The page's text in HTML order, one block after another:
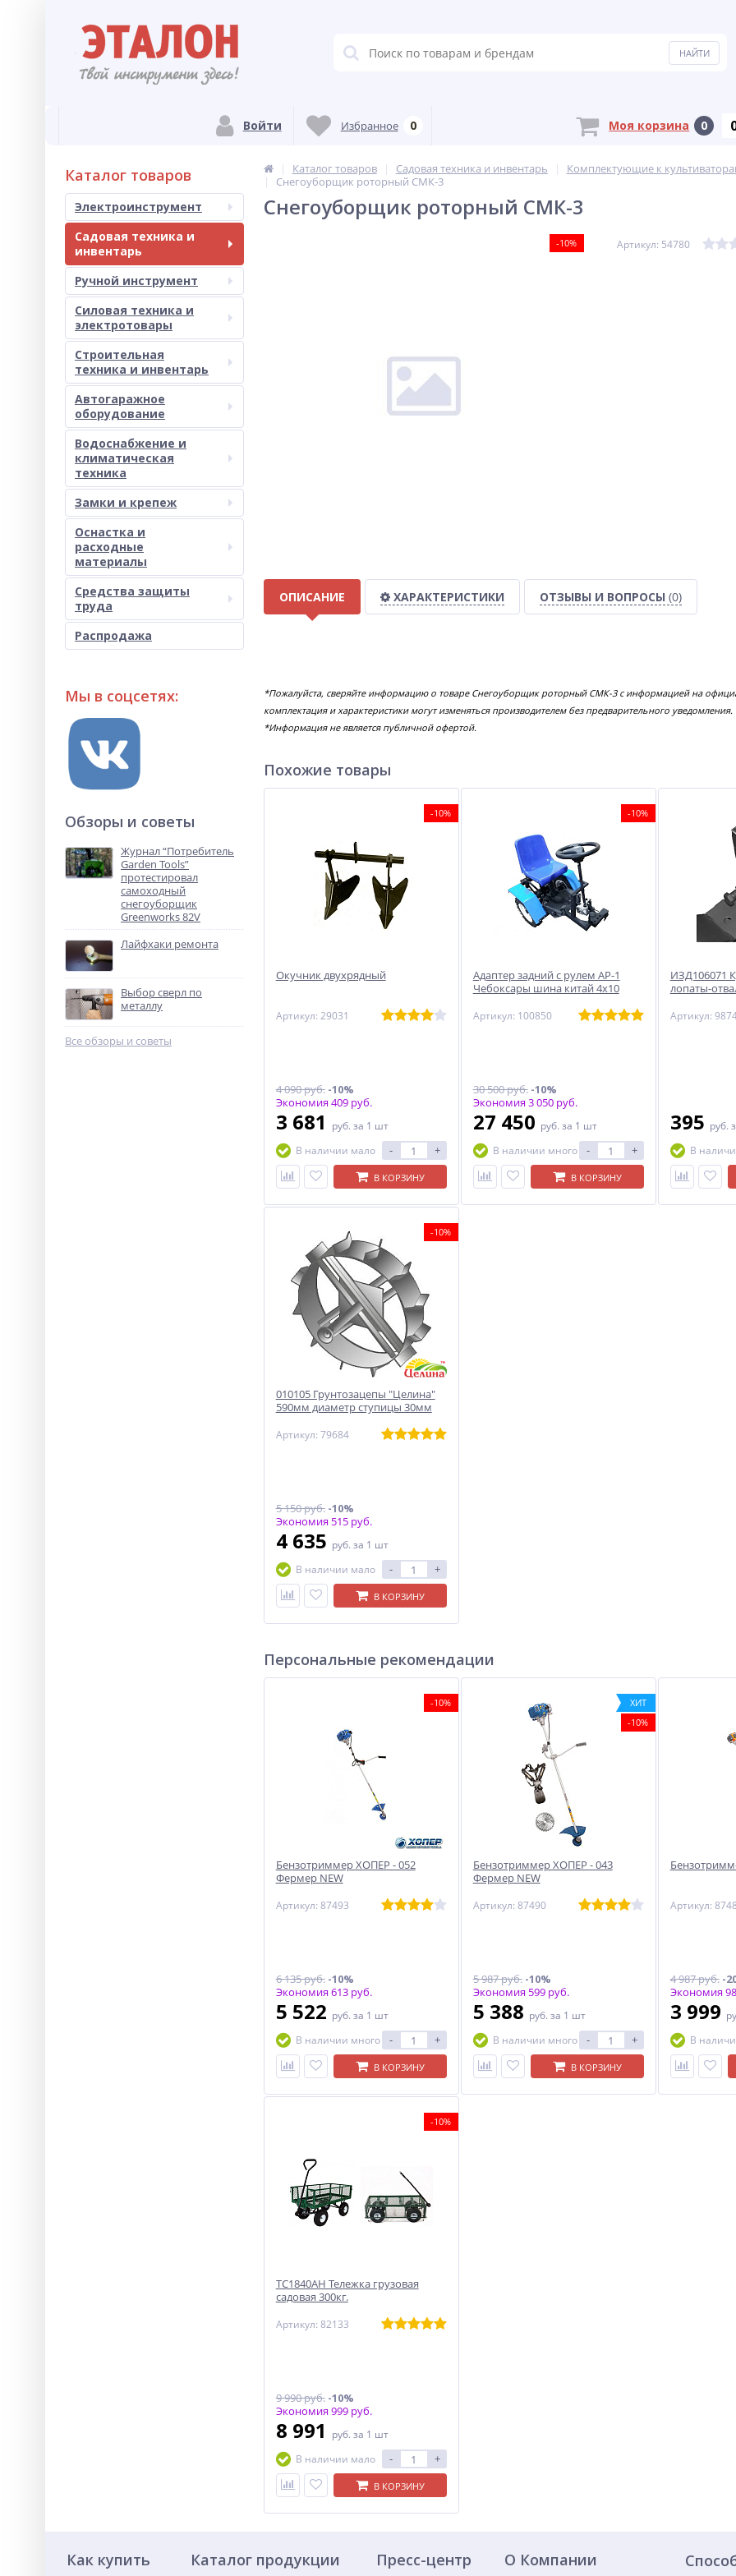
Войти Избранное 0 Моя корзина 0
Каталог товаров
Электроинструмент
Садовая техника и
инвентарь
Ручной инструмент
Силовая техника и
электротовары
Строительная
техника и инвентарь
Автогаражное
оборудование
Водоснабжение и
климатическая
техника
Замки и крепеж
Оснастка и
расходные
материалы
Средства защиты
труда
Распродажа
Мы в соцсетях:
Обзоры и советы
Журнал “Потребитель
Garden Tools”
протестировал
самоходный
снегоуборщик
Greenworks 82V
Лайфхаки ремонта
Выбор сверл по
металлу
Все обзоры и советы
Каталог товаров Садовая техника и инвентарь
Комплектующие к
Снегоуборщик роторный СМК-3
Снегоуборщик роторный СМК-3
-10% Артикул: 54780
ОПИСАНИЕ ХАРАКТЕРИСТИКИ ОТЗЫВЫ И ВОПРОСЫ (0)
*Пожалуйста, сверяйте информацию о товаре Снегоуборщик роторный СМК-3 с информацией на
комплектация и характеристики могут изменяться производителем без предварительного уведомления.
*Информация не является публичной офертой.
Похожие товары
-10%
Окучник двухрядный
Артикул: 29031
4 090 руб.-10%
Экономия 409 руб.
3 681 руб. за 1 шт
В наличии мало
- +
В КОРЗИНУ
-10%
Адаптер задний с рулем АР-1
Чебоксары шина китай 4х10
Артикул: 100850
30 500 руб.-10%
Экономия 3 050 руб.
27 450 руб. за 1 шт
В наличии много
- +
В КОРЗИНУ
ИЗД106071
лопаты-
Артикул:
395 руб.
В
-10%
010105 Грунтозацепы "Целина"
590мм диаметр ступицы 30мм
Артикул: 79684
5 150 руб.-10%
Экономия 515 руб.
4 635 руб. за 1 шт
В наличии мало
- +
В КОРЗИНУ
Персональные рекомендации
-10%
Бензотриммер ХОПЕР - 052
Фермер NEW
Артикул: 87493
6 135 руб.-10%
Экономия 613 руб.
5 522 руб. за 1 шт
В наличии много
- +
В КОРЗИНУ
ХИТ
-10%
Бензотриммер ХОПЕР - 043
Фермер NEW
Артикул: 87490
5 987 руб.-10%
Экономия 599 руб.
5 388 руб. за 1 шт
В наличии много
- +
В КОРЗИНУ
Артикул:
4 987 руб.-
Экономия
3 999
В
-10%
ТС1840АН Тележка грузовая
садовая 300кг.
Артикул: 82133
9 990 руб.-10%
Экономия 999 руб.
8 991 руб. за 1 шт
В наличии мало
- +
В КОРЗИНУ
Как купить Каталог продукции Пресс-центр О Компании